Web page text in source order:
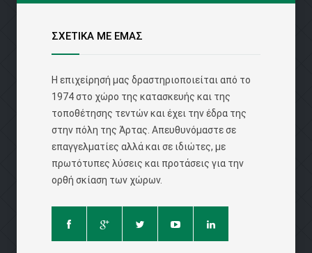
ΣΧΕΤΙΚΑ ΜΕ ΕΜΑΣ
Η επιχείρησή μας δραστηριοποιείται από το
1974 στο χώρο της κατασκευής και της
τοποθέτησης τεντών και έχει την έδρα της
στην πόλη της Άρτας. Απευθυνόμαστε σε
επαγγελματίες αλλά και σε ιδιώτες, με
πρωτότυπες λύσεις και προτάσεις για την
ορθή σκίαση των χώρων.